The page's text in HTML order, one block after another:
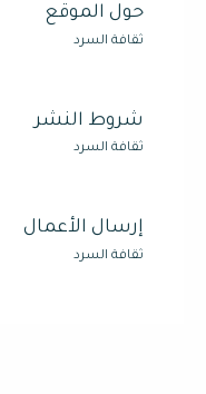
حول الموقع
ثقافة السرد
شروط النشر
ثقافة السرد
إرسال الأعمال
ثقافة السرد